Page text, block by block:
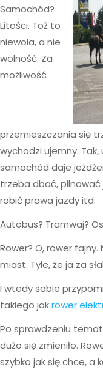
Samochód?
Litości. Toż to
niewola, a nie
wolność. Za
możliwość
przemieszczania się
wychodzi ujemny.
samochód daje
trzeba dbać, pilnować
robić prawa jazdy itd.
Autobus? Tramwaj?
Rower? O, rower
miast. Tyle, że ja za
I wtedy sobie
takiego jakrower
Po sprawdzeniu
dużo się zmieniło.
szybko jak się chce, a